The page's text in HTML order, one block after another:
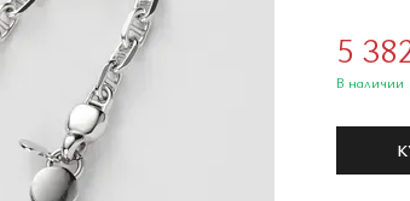
5
В наличии